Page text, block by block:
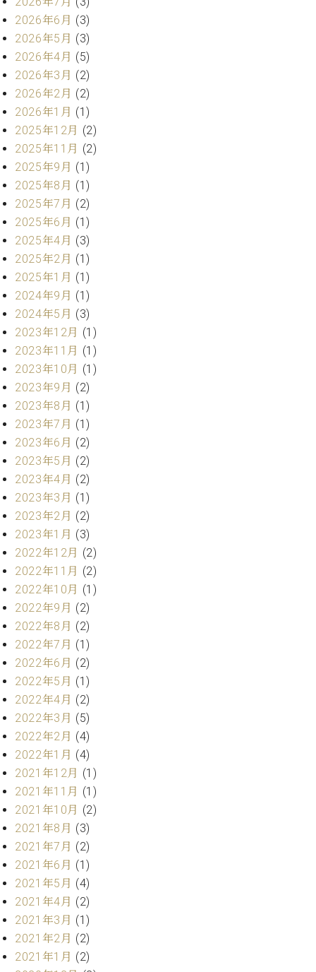
ト
ピ
ア
ノ
C.
ベ
ヒ
シ
ュ
タ
ン
レ
ジ
デ
ン
ス
ア
ッ
プ
ラ
イ
ト
ア
ノ
C.
ベ
ヒ
シ
ュ
タ
イ
ン
ア
カ
デ
ミ
ー
W.
ホ
フ
マ
ン
プ
ロ
フ
ェ
ッ
シ
ョ
ナ
ル
W.
ホ
フ
マ
ジオ
レン
タル
ホー
ル・
スタ
空き
状況
動
画
収
サ
ー
ビ
ス
音
楽
室
ピ
ア
ノ
の
ン
シ
ェ
ル
ジ
ュ
ク
セ
ス
セン
トラ
ム東
京の
ご案
内
(PDF)
お
問
合
わ
せ
本
社
八
王
子
・
技
術
営
業
セ
2026年6月 (3)
2026年5月 (3)
2026年4月 (5)
2026年3月 (2)
2026年2月 (2)
2026年1月 (1)
2025年12月 (2)
2025年11月 (2)
2025年9月 (1)
2025年8月 (1)
2025年7月 (2)
2025年6月 (1)
2025年4月 (3)
2025年2月 (1)
2025年1月 (1)
2024年9月 (1)
2024年5月 (3)
2023年12月 (1)
2023年11月 (1)
2023年10月 (1)
2023年9月 (2)
2023年8月 (1)
2023年7月 (1)
2023年6月 (2)
2023年5月 (2)
2023年4月 (2)
2023年3月 (1)
2023年2月 (2)
2023年1月 (3)
2022年12月 (2)
2022年11月 (2)
2022年10月 (1)
2022年9月 (2)
2022年8月 (2)
2022年7月 (1)
2022年6月 (2)
2022年5月 (1)
2022年4月 (2)
2022年3月 (5)
2022年2月 (4)
2022年1月 (4)
2021年12月 (1)
2021年11月 (1)
2021年10月 (2)
2021年8月 (3)
2021年7月 (2)
2021年6月 (1)
2021年5月 (4)
2021年4月 (2)
2021年3月 (1)
2021年2月 (2)
2021年1月 (2)